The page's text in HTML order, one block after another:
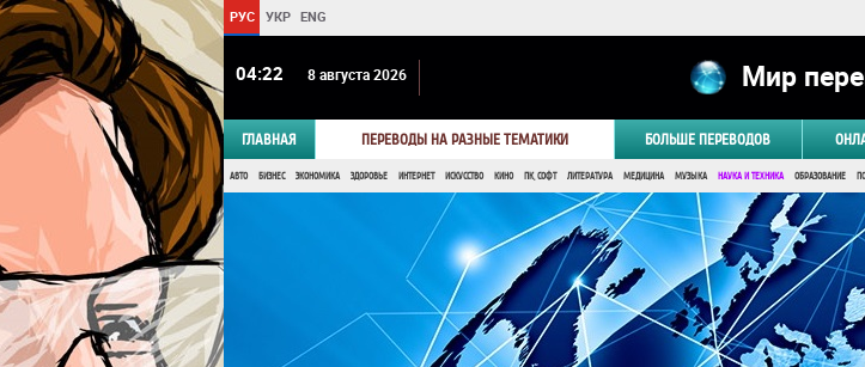
РУС УКР ENG
04 22 8 августа 2026 Мир
ГЛАВНАЯ ПЕРЕВОДЫ НА РАЗНЫЕ ТЕМАТИКИ БОЛЬШЕ ПЕРЕВОДОВ
АВТО БИЗНЕС ЭКОНОМИКА ЗДОРОВЬЕ ИНТЕРНЕТ ИСКУССТВО КИНО ПК, СОФТ ЛИТЕРАТУРА МЕДИЦИНА МУЗЫКА НАУКА И ТЕХНИКА ОБРАЗОВАНИЕ